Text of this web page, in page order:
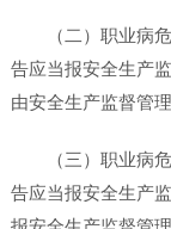
（二）职业病
告应当报安全生产
由安全生产监督管
（三）职业病
告应当报安全生产